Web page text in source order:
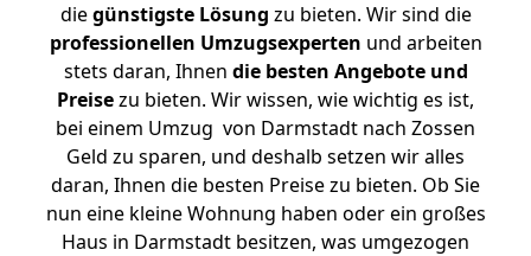
diegünstigste Lösung zu bieten. Wir sind die
professionellen Umzugsexperten und arbeiten
stets daran, Ihnen die besten Angebote und
Preisezu bieten. Wir wissen, wie wichtig es ist,
bei einem Umzug von Darmstadt nach Zossen
Geld zu sparen, und deshalb setzen wir alles
daran, Ihnen die besten Preise zu bieten. Ob Sie
nun eine kleine Wohnung haben oder ein großes
Haus in Darmstadt besitzen, was umgezogen